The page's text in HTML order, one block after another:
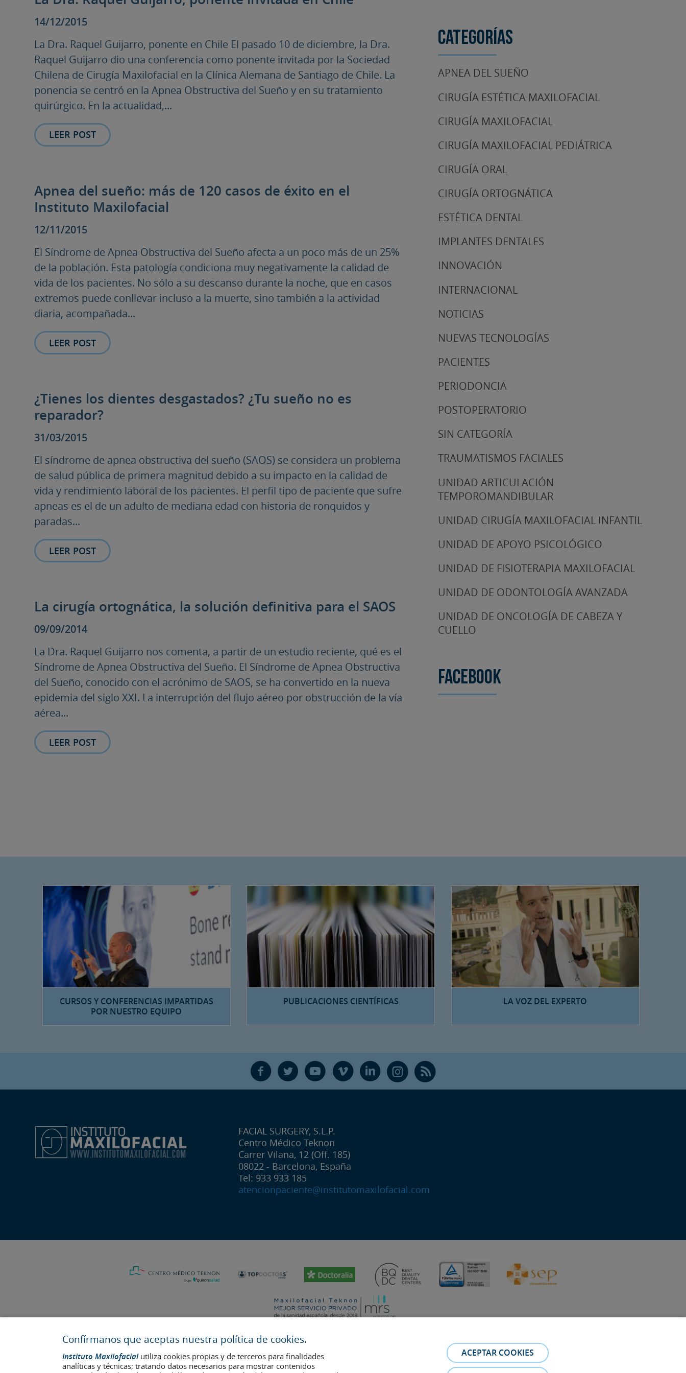
14/12/2015
La Dra. Raquel Guijarro, ponente en Chile El pasado 10 de diciembre, la Dra.
Raquel Guijarro dio una conferencia como ponente invitada por la Sociedad
Chilena de Cirugía Maxilofacial en la Clínica Alemana de Santiago de Chile. La
ponencia se centró en la Apnea Obstructiva del Sueño y en su tratamiento
quirúrgico. En la actualidad,...
LEER POST
Apnea del sueño: más de 120 casos de éxito en el
Instituto Maxilofacial
12/11/2015
El Síndrome de Apnea Obstructiva del Sueño afecta a un poco más de un 25%
de la población. Esta patología condiciona muy negativamente la calidad de
vida de los pacientes. No sólo a su descanso durante la noche, que en casos
extremos puede conllevar incluso a la muerte, sino también a la actividad
diaria, acompañada...
LEER POST
¿Tienes los dientes desgastados? ¿Tu sueño no es
reparador?
31/03/2015
El síndrome de apnea obstructiva del sueño (SAOS) se considera un problema
de salud pública de primera magnitud debido a su impacto en la calidad de
vida y rendimiento laboral de los pacientes. El perfil tipo de paciente que sufre
apneas es el de un adulto de mediana edad con historia de ronquidos y
paradas...
LEER POST
La cirugía ortognática, la solución definitiva para el SAOS
09/09/2014
La Dra. Raquel Guijarro nos comenta, a partir de un estudio reciente, qué es el
Síndrome de Apnea Obstructiva del Sueño. El Síndrome de Apnea Obstructiva
del Sueño, conocido con el acrónimo de SAOS, se ha convertido en la nueva
epidemia del siglo XXI. La interrupción del flujo aéreo por obstrucción de la vía
aérea...
LEER POST
Categorías
APNEA DEL SUEÑO
CIRUGÍA ESTÉTICA MAXILOFACIAL
CIRUGÍA MAXILOFACIAL
CIRUGÍA MAXILOFACIAL PEDIÁTRICA
CIRUGÍA ORAL
CIRUGÍA ORTOGNÁTICA
ESTÉTICA DENTAL
IMPLANTES DENTALES
INNOVACIÓN
INTERNACIONAL
NOTICIAS
NUEVAS TECNOLOGÍAS
PACIENTES
PERIODONCIA
POSTOPERATORIO
SIN CATEGORÍA
TRAUMATISMOS FACIALES
UNIDAD ARTICULACIÓN
TEMPOROMANDIBULAR
UNIDAD CIRUGÍA MAXILOFACIAL INFANTIL
UNIDAD DE APOYO PSICOLÓGICO
UNIDAD DE FISIOTERAPIA MAXILOFACIAL
UNIDAD DE ODONTOLOGÍA AVANZADA
UNIDAD DE ONCOLOGÍA DE CABEZA Y
CUELLO
Facebook
CURSOS Y CONFERENCIAS IMPARTIDAS
POR NUESTRO EQUIPO
PUBLICACIONES CIENTÍFICAS LA VOZ DEL EXPERTO
F T Y V L Ñ R
FACIAL SURGERY, S.L.P.
Centro Médico Teknon
Carrer Vilana, 12 (Off. 185)
08022 - Barcelona, España
Tel: 933 933 185
atencionpaciente@institutomaxilofacial.com
No. de autorización de centro sanitario: E08646940
Confírmanos que aceptas nuestra política de cookies.
Instituto Maxilofacialutiliza cookies propias y de terceros para finalidades
analíticas y técnicas; tratando datos necesarios para mostrar contenidos
ACEPTAR COOKIES